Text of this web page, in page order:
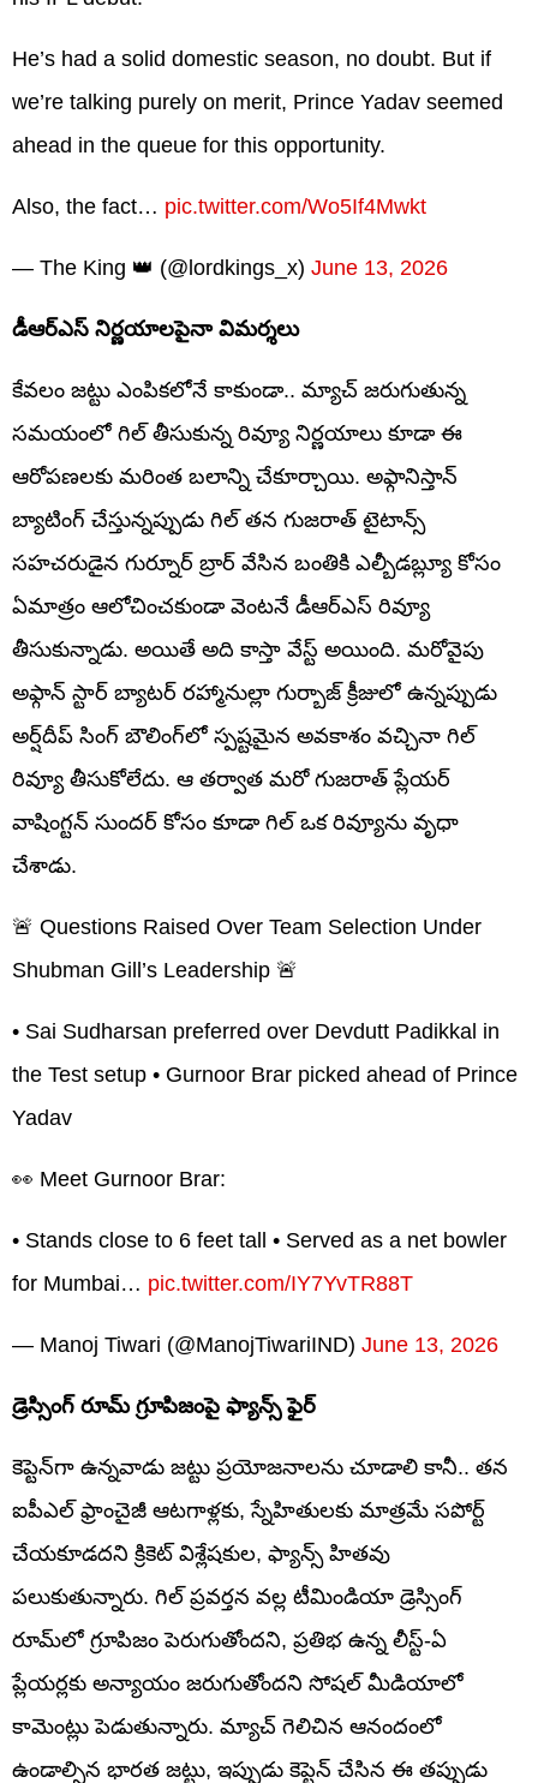
He’s had a solid domestic season, no doubt. But if
we’re talking purely on merit, Prince Yadav seemed
ahead in the queue for this opportunity.
Also, the fact… pic.twitter.com/Wo5If4Mwkt
— The King 👑 (@lordkings_x) June 13, 2026
డీఆర్‌ఎస్ నిర్ణయాలపైనా విమర్శలు
కేవలం జట్టు ఎంపికలోనే కాకుండా.. మ్యాచ్ జరుగుతున్న
సమయంలో గిల్ తీసుకున్న రివ్యూ నిర్ణయాలు కూడా ఈ
ఆరోపణలకు మరింత బలాన్ని చేకూర్చాయి. అఫ్గానిస్తాన్
బ్యాటింగ్ చేస్తున్నప్పుడు గిల్ తన గుజరాత్ టైటాన్స్
సహచరుడైన గుర్నూర్ బ్రార్ వేసిన బంతికి ఎల్బీడబ్ల్యూ కోసం
ఏమాత్రం ఆలోచించకుండా వెంటనే డీఆర్‌ఎస్ రివ్యూ
తీసుకున్నాడు. అయితే అది కాస్తా వేస్ట్ అయింది. మరోవైపు
అఫ్గాన్ స్టార్ బ్యాటర్ రహ్మానుల్లా గుర్బాజ్ క్రీజులో ఉన్నప్పుడు
అర్ష్‌దీప్ సింగ్ బౌలింగ్‌లో స్పష్టమైన అవకాశం వచ్చినా గిల్
రివ్యూ తీసుకోలేదు. ఆ తర్వాత మరో గుజరాత్ ప్లేయర్
వాషింగ్టన్ సుందర్ కోసం కూడా గిల్ ఒక రివ్యూను వృధా
చేశాడు.
🚨 Questions Raised Over Team Selection Under
Shubman Gill’s Leadership 🚨
• Sai Sudharsan preferred over Devdutt Padikkal in
the Test setup • Gurnoor Brar picked ahead of Prince
Yadav
👀 Meet Gurnoor Brar:
• Stands close to 6 feet tall • Served as a net bowler
for Mumbai… pic.twitter.com/IY7YvTR88T
— Manoj Tiwari (@ManojTiwariIND) June 13, 2026
డ్రెస్సింగ్ రూమ్ గ్రూపిజంపై ఫ్యాన్స్ ఫైర్
కెప్టెన్‌గా ఉన్నవాడు జట్టు ప్రయోజనాలను చూడాలి కానీ.. తన
ఐపీఎల్ ఫ్రాంచైజీ ఆటగాళ్లకు, స్నేహితులకు మాత్రమే సపోర్ట్
చేయకూడదని క్రికెట్ విశ్లేషకుల, ఫ్యాన్స్ హితవు
పలుకుతున్నారు. గిల్ ప్రవర్తన వల్ల టీమిండియా డ్రెస్సింగ్
రూమ్‌లో గ్రూపిజం పెరుగుతోందని, ప్రతిభ ఉన్న లీస్ట్-ఏ
ప్లేయర్లకు అన్యాయం జరుగుతోందని సోషల్ మీడియాలో
కామెంట్లు పెడుతున్నారు. మ్యాచ్ గెలిచిన ఆనందంలో
ఉండాల్సిన భారత జట్టు, ఇప్పుడు కెప్టెన్ చేసిన ఈ తప్పుడు